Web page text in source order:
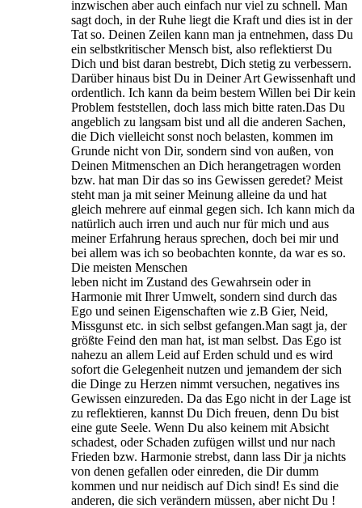
inzwischen aber auch einfach nur viel zu schnell. Man
sagt doch, in der Ruhe liegt die Kraft und dies ist in der
Tat so. Deinen Zeilen kann man ja entnehmen, dass Du
ein selbstkritischer Mensch bist, also reflektierst Du
Dich und bist daran bestrebt, Dich stetig zu verbessern.
Darüber hinaus bist Du in Deiner Art Gewissenhaft und
ordentlich. Ich kann da beim bestem Willen bei Dir kein
Problem feststellen, doch lass mich bitte raten.Das Du
angeblich zu langsam bist und all die anderen Sachen,
die Dich vielleicht sonst noch belasten, kommen im
Grunde nicht von Dir, sondern sind von außen, von
Deinen Mitmenschen an Dich herangetragen worden
bzw. hat man Dir das so ins Gewissen geredet? Meist
steht man ja mit seiner Meinung alleine da und hat
gleich mehrere auf einmal gegen sich. Ich kann mich da
natürlich auch irren und auch nur für mich und aus
meiner Erfahrung heraus sprechen, doch bei mir und
bei allem was ich so beobachten konnte, da war es so.
Die meisten Menschen
leben nicht im Zustand des Gewahrsein oder in
Harmonie mit Ihrer Umwelt, sondern sind durch das
Ego und seinen Eigenschaften wie z.B Gier, Neid,
Missgunst etc. in sich selbst gefangen.Man sagt ja, der
größte Feind den man hat, ist man selbst. Das Ego ist
nahezu an allem Leid auf Erden schuld und es wird
sofort die Gelegenheit nutzen und jemandem der sich
die Dinge zu Herzen nimmt versuchen, negatives ins
Gewissen einzureden. Da das Ego nicht in der Lage ist
zu reflektieren, kannst Du Dich freuen, denn Du bist
eine gute Seele. Wenn Du also keinem mit Absicht
schadest, oder Schaden zufügen willst und nur nach
Frieden bzw. Harmonie strebst, dann lass Dir ja nichts
von denen gefallen oder einreden, die Dir dumm
kommen und nur neidisch auf Dich sind! Es sind die
anderen, die sich verändern müssen, aber nicht Du !